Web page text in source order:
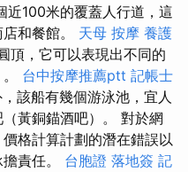
近100米的覆蓋人行道，這
和餐館。 天母 按摩 養護
頂，它可以表現出不同的
台中按摩推薦ptt 記帳士
該船有幾個游泳池，宜人
黃銅錨酒吧）。 對於網
格計算計劃的潛在錯誤以
責任。 台胞證 落地簽 記